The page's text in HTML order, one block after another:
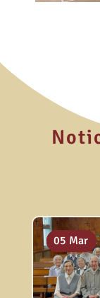
23 Juin
14 Mai
05 Mar